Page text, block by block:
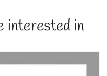
interested in